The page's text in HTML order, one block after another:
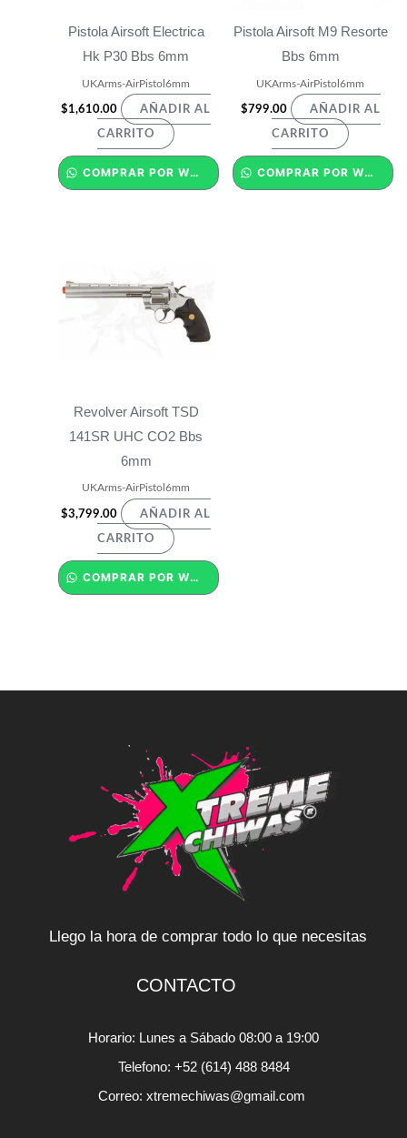
Pistola Airsoft Electrica
Hk P30 Bbs 6mm
UKArms-AirPistol6mm
$1,610.00 AÑADIR AL
CARRITO
COMPRAR POR WHATSAPP
Pistola Airsoft M9 Resorte
Bbs 6mm
UKArms-AirPistol6mm
$799.00 AÑADIR AL
CARRITO
COMPRAR POR WHATSAPP
Revolver Airsoft TSD
141SR UHC CO2 Bbs
6mm
UKArms-AirPistol6mm
$3,799.00 AÑADIR AL
CARRITO
COMPRAR POR WHATSAPP
Llego la hora de comprar todo lo que necesitas
CONTACTO
Horario: Lunes a Sábado 08:00 a 19:00
Telefono: +52 (614) 488 8484
Correo: xtremechiwas@gmail.com